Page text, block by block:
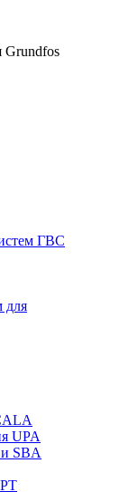
Grundfos
ГВС
для
UPA
SBA